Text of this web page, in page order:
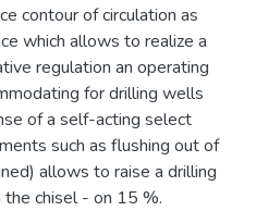
contour of circulation as
which allows to realize a
regulation an operating
for drilling wells
of a self-acting select
such as flushing out of
allows to raise a drilling
chisel - on 15 %.